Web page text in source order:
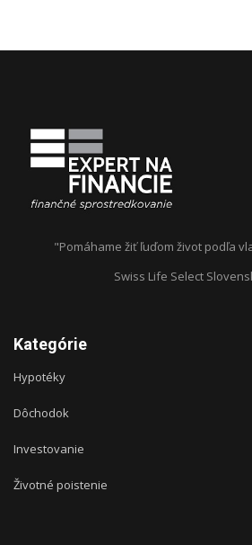
"Pomáhame žiť ľuďom život podľa
Swiss Life Select
Kategórie
Hypotéky
Dôchodok
Investovanie
Životné poistenie